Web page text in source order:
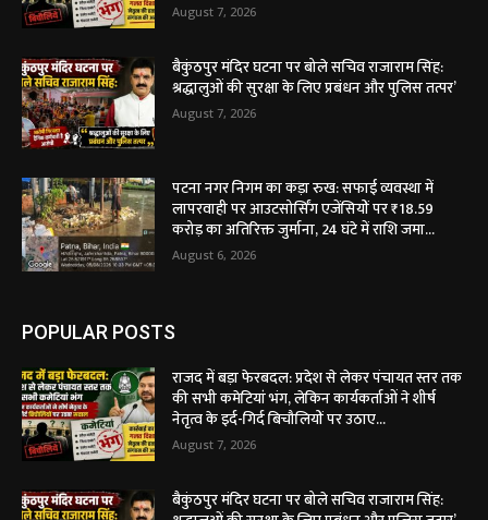
August 7, 2026
बैकुंठपुर मंदिर घटना पर बोले सचिव राजाराम सिंह:
श्रद्धालुओं की सुरक्षा के लिए प्रबंधन और पुलिस तत्पर’
August 7, 2026
पटना नगर निगम का कड़ा रुख: सफाई व्यवस्था में
लापरवाही पर आउटसोर्सिंग एजेंसियों पर ₹18.59
करोड़ का अतिरिक्त जुर्माना, 24 घंटे में राशि जमा...
August 6, 2026
POPULAR POSTS
राजद में बड़ा फेरबदल: प्रदेश से लेकर पंचायत स्तर तक
की सभी कमेटियां भंग, लेकिन कार्यकर्ताओं ने शीर्ष
नेतृत्व के इर्द-गिर्द बिचौलियों पर उठाए...
August 7, 2026
बैकुंठपुर मंदिर घटना पर बोले सचिव राजाराम सिंह: